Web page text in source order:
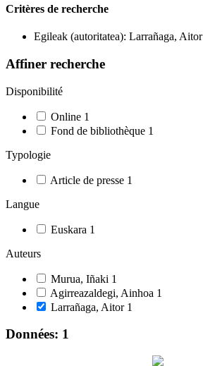
Critères de recherche
Egileak (autoritatea): Larrañaga, Aitor
Affiner recherche
Disponibilité
Online 1
Fond de bibliothèque 1
Typologie
Article de presse 1
Langue
Euskara 1
Auteurs
Murua, Iñaki 1
Agirreazaldegi, Ainhoa 1
Larrañaga, Aitor 1
Données: 1